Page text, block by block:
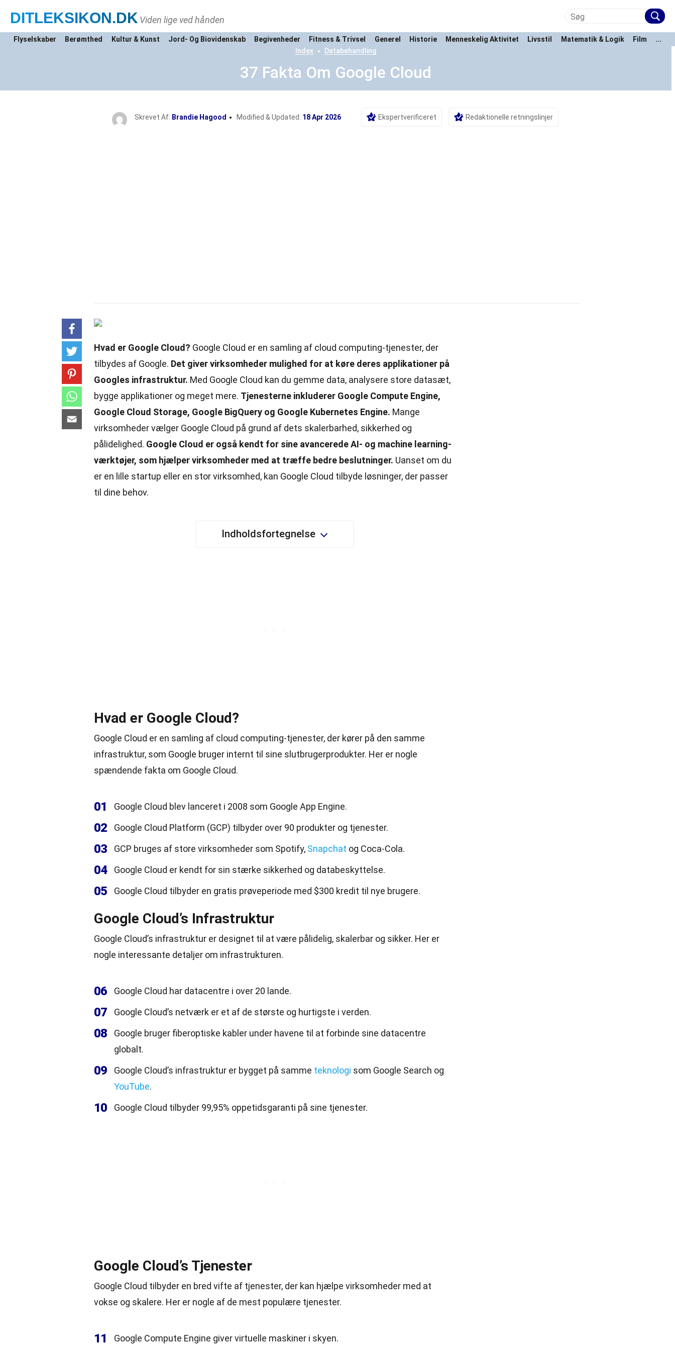
DITLEKSIKON.DK Viden lige ved hånden
Flyselskaber Berømthed Kultur & Kunst Jord- Og Biovidenskab Begivenheder Fitness & Trivsel Generel Historie Menneskelig Aktivitet Livsstil Matematik & Logik Film
...
Index
Databehandling
37 Fakta Om Google Cloud
Skrevet Af: Brandie Hagood Modified & Updated: 18 Apr 2026 Ekspertverificeret Redaktionelle retningslinjer
Hvad er Google Cloud? Google Cloud er en samling af cloud computing-tjenester, der
tilbydes af Google. Det giver virksomheder mulighed for at køre deres applikationer på
Googles infrastruktur. Med Google Cloud kan du gemme data, analysere store datasæt,
bygge applikationer og meget mere. Tjenesterne inkluderer Google Compute Engine,
Google Cloud Storage, Google BigQuery og Google Kubernetes Engine. Mange
virksomheder vælger Google Cloud på grund af dets skalerbarhed, sikkerhed og
pålidelighed. Google Cloud er også kendt for sine avancerede AI- og machine learning-
værktøjer, som hjælper virksomheder med at træffe bedre beslutninger. Uanset om du
er en lille startup eller en stor virksomhed, kan Google Cloud tilbyde løsninger, der passer
til dine behov.
Indholdsfortegnelse
Hvad er Google Cloud?
Google Cloud er en samling af cloud computing-tjenester, der kører på den samme
infrastruktur, som Google bruger internt til sine slutbrugerprodukter. Her er nogle
spændende fakta om Google Cloud.
01 Google Cloud blev lanceret i 2008 som Google App Engine.
02 Google Cloud Platform (GCP) tilbyder over 90 produkter og tjenester.
03 GCP bruges af store virksomheder som Spotify, Snapchat og Coca-Cola.
04 Google Cloud er kendt for sin stærke sikkerhed og databeskyttelse.
05 Google Cloud tilbyder en gratis prøveperiode med $300 kredit til nye brugere.
Google Cloud’s Infrastruktur
Google Cloud’s infrastruktur er designet til at være pålidelig, skalerbar og sikker. Her er
nogle interessante detaljer om infrastrukturen.
06 Google Cloud har datacentre i over 20 lande.
07 Google Cloud’s netværk er et af de største og hurtigste i verden.
08
Google bruger fiberoptiske kabler under havene til at forbinde sine datacentre
globalt.
09 Google Cloud’s infrastruktur er bygget på samme teknologi som Google Search og
YouTube.
10 Google Cloud tilbyder 99,95% oppetidsgaranti på sine tjenester.
Google Cloud’s Tjenester
Google Cloud tilbyder en bred vifte af tjenester, der kan hjælpe virksomheder med at
vokse og skalere. Her er nogle af de mest populære tjenester.
11 Google Compute Engine giver virtuelle maskiner i skyen.